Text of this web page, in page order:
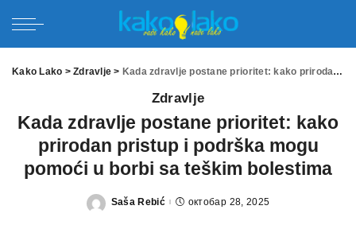
Kako Lako >Zdravlje > Kada zdravlje postane prioritet: kako prirodan pristup i podrška mogu pomoći u borbi sa teškim bolestima
Zdravlje
Kada zdravlje postane prioritet: kako
prirodan pristup i podrška mogu
pomoći u borbi sa teškim bolestima
Posted
Saša Rebić октобар 28, 2025